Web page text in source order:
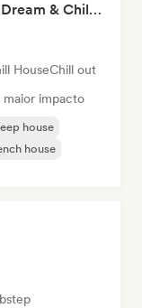
Aaron Decay (Electronic Dream & Chill Electronic Dream playlists)
HouseChill out
maior impacto
house
house